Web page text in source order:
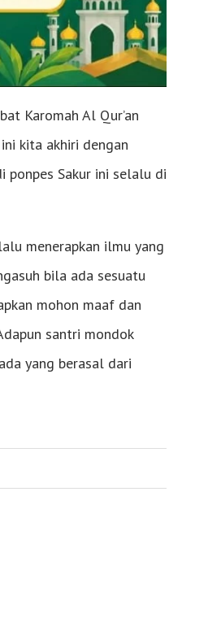
Karomah Al Qur’an
kita akhiri dengan
ponpes Sakur ini selalu di
menerapkan ilmu yang
bila ada sesuatu
mohon maaf dan
santri mondok
yang berasal dari